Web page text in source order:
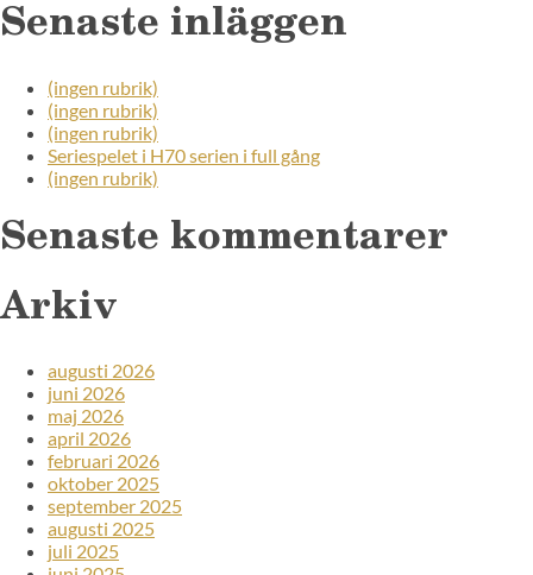
Senaste inläggen
(ingen rubrik)
(ingen rubrik)
(ingen rubrik)
Seriespelet i H70 serien i full gång
(ingen rubrik)
Senaste kommentarer
Arkiv
augusti 2026
juni 2026
maj 2026
april 2026
februari 2026
oktober 2025
september 2025
augusti 2025
juli 2025